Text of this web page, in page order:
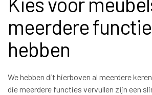
meerdere
hebben
We hebben dit hierboven al meerdere
die meerdere functies vervullen zijn een